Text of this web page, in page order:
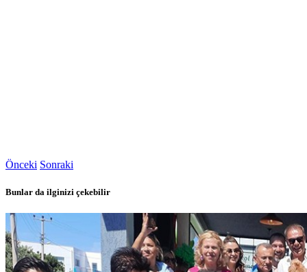
Önceki Sonraki
Bunlar da ilginizi çekebilir